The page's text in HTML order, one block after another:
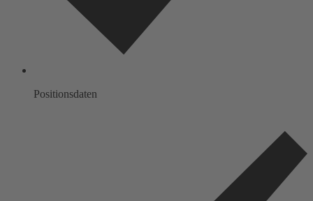
Positionsdaten